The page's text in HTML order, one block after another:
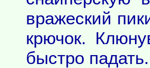
вражеский
крючок.
быстро